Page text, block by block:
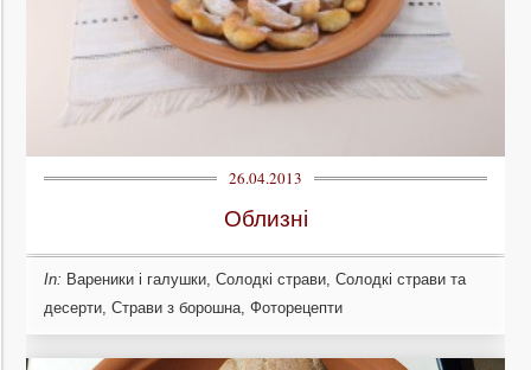
26.04.2013
Облизні
In: Вареники і галушки,Солодкі страви,Солодкі страви та
десерти,Страви з борошна,Фоторецепти